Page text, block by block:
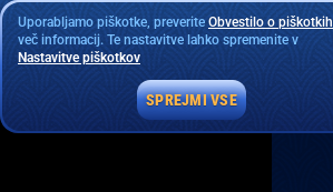
Uporabljamo piškotke, preveriteObvestilo o piškotkih
več informacij. Te nastavitve lahko spremenite v
Nastavitve piškotkov
SPREJMI VSE